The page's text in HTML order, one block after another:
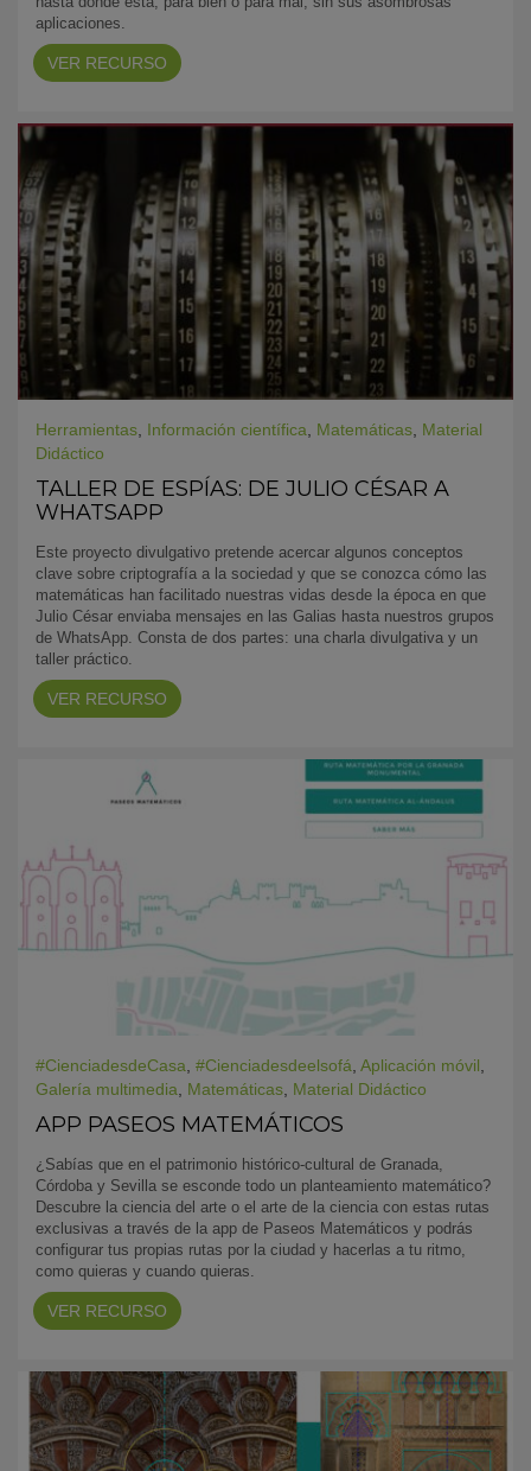
aplicaciones.
VER RECURSO
Herramientas Información científica Matemáticas Material
Didáctico
TALLER DE ESPÍAS: DE JULIO CÉSAR A
WHATSAPP
Este proyecto divulgativo pretende acercar algunos conceptos
clave sobre criptografía a la sociedad y que se conozca cómo las
matemáticas han facilitado nuestras vidas desde la época en que
Julio César enviaba mensajes en las Galias hasta nuestros grupos
de WhatsApp. Consta de dos partes: una charla divulgativa y un
taller práctico.
VER RECURSO
#CienciadesdeCasa #Cienciadesdeelsofá Aplicación móvil
Galería multimedia
Matemáticas Material Didáctico
APP PASEOS MATEMÁTICOS
¿Sabías que en el patrimonio histórico-cultural de Granada,
Córdoba y Sevilla se esconde todo un planteamiento matemático?
Descubre la ciencia del arte o el arte de la ciencia con estas rutas
exclusivas a través de la app de Paseos Matemáticos y podrás
configurar tus propias rutas por la ciudad y hacerlas a tu ritmo,
como quieras y cuando quieras.
VER RECURSO